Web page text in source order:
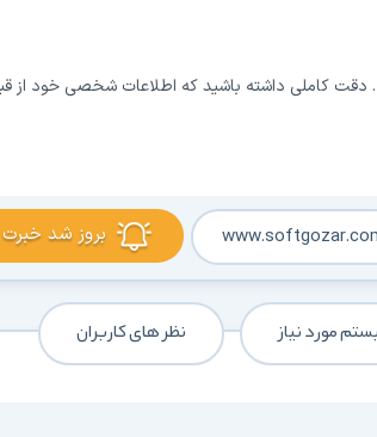
کاملی داشته باشید که اطلاعات شخصی خود از
بروز شد
مورد نیاز نظر های کاربران